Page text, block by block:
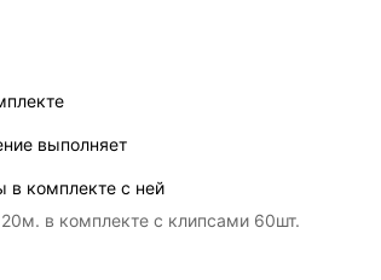
выполняет
в комплекте с ней
в комплекте с клипсами 60шт.